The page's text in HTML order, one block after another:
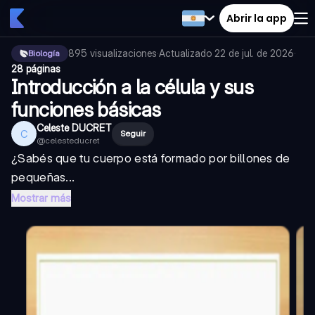
Abrir la app
Biología 895 visualizaciones·Actualizado 22 de jul. de 2026·
28 páginas
Introducción a la célula y sus
funciones básicas
C Celeste DUCRET
@celesteducret
Seguir
¿Sabés que tu cuerpo está formado por billones de
pequeñas...
Mostrar más